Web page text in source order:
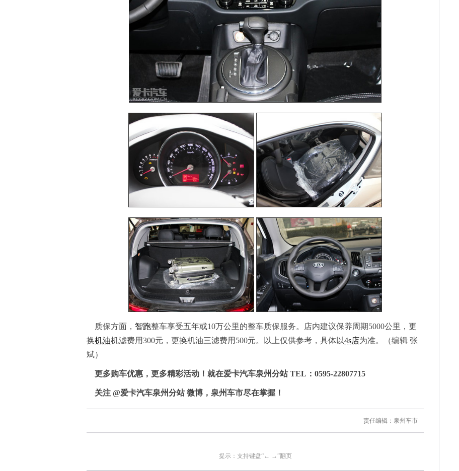
质保方面， 智跑整车享受五年或10万公里的整车质保服务。店内建议保养周期5000公里，更
换机油机滤费用300元，更换机油三滤费用500元。以上仅供参考，具体以4s店为准。（编辑 张
斌）
更多购车优惠，更多精彩活动！就在爱卡汽车泉州分站 TEL：0595-22807715
关注 @爱卡汽车泉州分站 微博，泉州车市尽在掌握！
责任编辑：泉州车市
提示：支持键盘“← →”翻页